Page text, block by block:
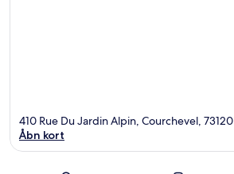
410 Rue Du Jardin Alpin, Courchevel, 73120
Åbn kort